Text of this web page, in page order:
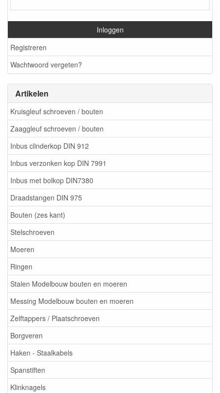
Inloggen
Registreren
Wachtwoord vergeten?
Artikelen
Kruisgleuf schroeven / bouten
Zaaggleuf schroeven / bouten
Inbus clinderkop DIN 912
Inbus verzonken kop DIN 7991
Inbus met bolkop DIN7380
Draadstangen DIN 975
Bouten (zes kant)
Stelschroeven
Moeren
Ringen
Stalen Modelbouw bouten en moeren
Messing Modelbouw bouten en moeren
Zelftappers / Plaatschroeven
Borgveren
Haken - Staalkabels
Spanstiften
Klinknagels